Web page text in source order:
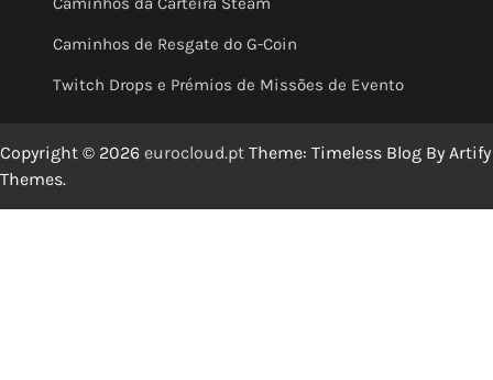
Caminhos de Resgate do G-Coin
Twitch Drops e Prémios de Missões de Evento
Copyright © 2026 eurocloud.pt Theme: Timeless Blog By Artify
Themes.